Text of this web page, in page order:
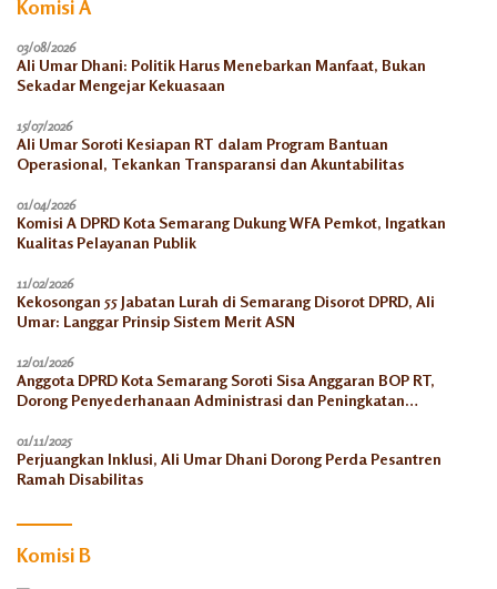
Komisi A
03/08/2026
Ali Umar Dhani: Politik Harus Menebarkan Manfaat, Bukan
Sekadar Mengejar Kekuasaan
15/07/2026
Ali Umar Soroti Kesiapan RT dalam Program Bantuan
Operasional, Tekankan Transparansi dan Akuntabilitas
01/04/2026
Komisi A DPRD Kota Semarang Dukung WFA Pemkot, Ingatkan
Kualitas Pelayanan Publik
11/02/2026
Kekosongan 55 Jabatan Lurah di Semarang Disorot DPRD, Ali
Umar: Langgar Prinsip Sistem Merit ASN
12/01/2026
Anggota DPRD Kota Semarang Soroti Sisa Anggaran BOP RT,
Dorong Penyederhanaan Administrasi dan Peningkatan
01/11/2025
Perjuangkan Inklusi, Ali Umar Dhani Dorong Perda Pesantren
Ramah Disabilitas
Komisi B